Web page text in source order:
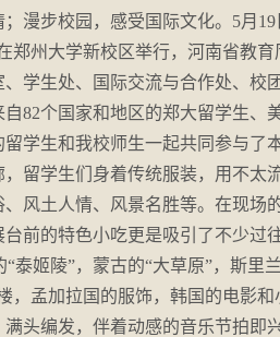
漫步校园，感受国际文化。5月
郑州大学新校区举行，河南省教
学生处、国际交流与合作处、校
82个国家和地区的郑大留学生、
学生和我校师生一起共同参与了
留学生们身着传统服装，用不太
风土人情、风景名胜等。在现场
前的特色小吃更是吸引了不少过
“泰姬陵”，蒙古的“大草原”，斯里
，孟加拉国的服饰，韩国的电影
头编发，伴着动感的音乐节拍即